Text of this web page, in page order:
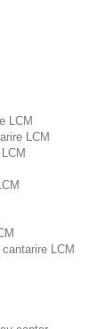
LCM
LCM
LCM